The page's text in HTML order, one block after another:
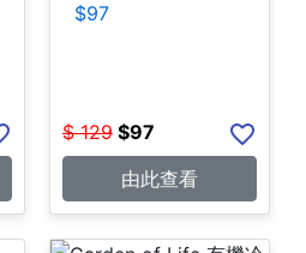
$97
$ 129 $97
由此查看